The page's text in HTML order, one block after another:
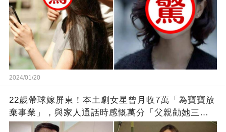
2024/01/20
22歲帶球嫁屏東！本土劇女星曾月收7萬「為寶寶放
棄事業」，與家人通話時感慨萬分「父親勸她三
思」：只有過一次眼淚